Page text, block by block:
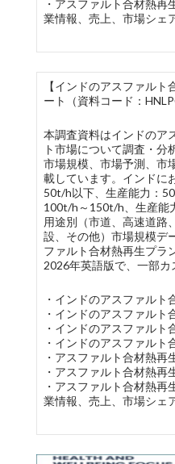
・アスファルト合材熱再
業情報、売上、市場シェ
【インドのアスファル
ート（資料コード：
本調査資料はインドのア
ト市場について調査・分
市場規模、市場予測、市
載しています。インドに
50t/h以下、生産能力：
100t/h～150t/h、生産能
用途別（市道、高速道路
設、その他）市場規模デ
ファルト合材熱再生プラ
2026年英語版で、一部カ
・インドのアスファル
・インドのアスファルト
・インドのアスファル
・インドのアスファルト
・アスファルト合材熱
・アスファルト合材熱
・アスファルト合材熱再
業情報、売上、市場シェ